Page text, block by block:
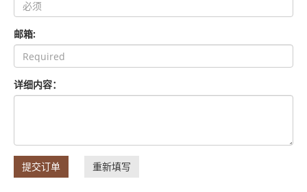
邮箱:
详细内容：
提交订单 重新填写